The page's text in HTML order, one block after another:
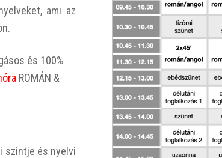
ami az
és 100%
ROMÁN &
szintje és nyelvi